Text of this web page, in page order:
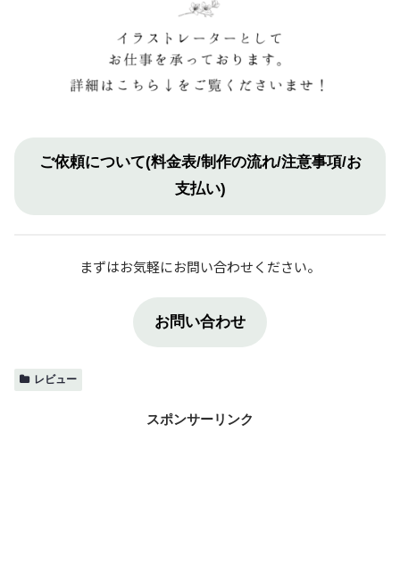
ご依頼について(料金表/制作の流れ/注意事項/お
支払い)
まずはお気軽にお問い合わせください。
お問い合わせ
レビュー
スポンサーリンク